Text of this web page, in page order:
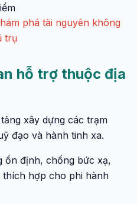
phá tài nguyên không
trụ
hỗ trợ thuộc địa
xây dựng các trạm
đạo và hành tinh xa.
ổn định, chống bức xạ,
hợp cho phi hành